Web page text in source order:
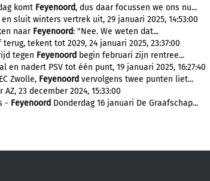
komt Feyenoord, dus daar focussen we ons nu...
sluit winters vertrek uit, 29 januari 2025, 14:53:00
naar Feyenoord: "Nee. We weten dat...
tekent tot 2029, 24 januari 2025, 23:37:00
tegen Feyenoord begin februari zijn rentree...
nadert PSV tot één punt, 19 januari 2025, 16:27:40
Zwolle, Feyenoord vervolgens twee punten liet...
23 december 2024, 15:33:00
- Feyenoord Donderdag 16 januari De Graafschap...